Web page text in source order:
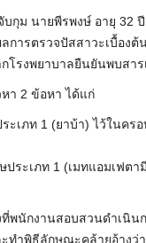
กุม นายพีรพงษ์ อายุ 32
การตรวจปัสสาวะเบื้องต้
โรงพยาบาลยืนยันพบสาร
า 2 ข้อหา ได้แก่
ะเภท 1 (ยาบ้า) ไว้ในคร
ประเภท 1 (เมทแอมเฟตา
ที่พนักงานสอบสวนดำเนิน
ทำพิธีลักษณะคล้ายอ้างว่า